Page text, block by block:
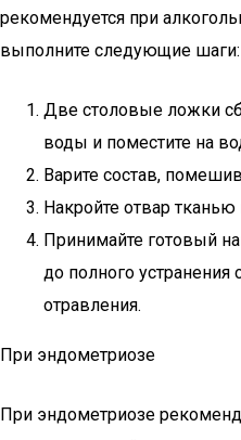
рекомендуется при
выполните следующие шаги:
Две столовые ложки
воды и поместите на
Варите состав,
Накройте отвар
Принимайте готовый
до полного
отравления.
При эндометриозе
При эндометриозе